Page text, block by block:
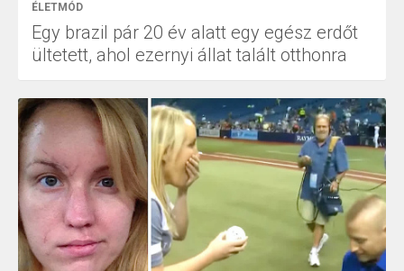
ÉLETMÓD
Egy brazil pár 20 év alatt egy egész erdőt
ültetett, ahol ezernyi állat talált otthonra